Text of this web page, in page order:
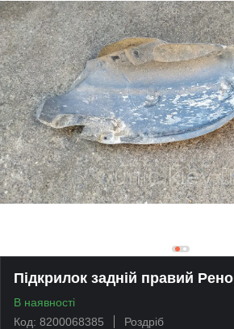
Підкрилок задній правий
В наявності
Код: 8200068385
Роздріб